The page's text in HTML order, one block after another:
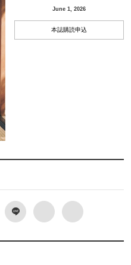
June 1, 2026
本誌購読申込